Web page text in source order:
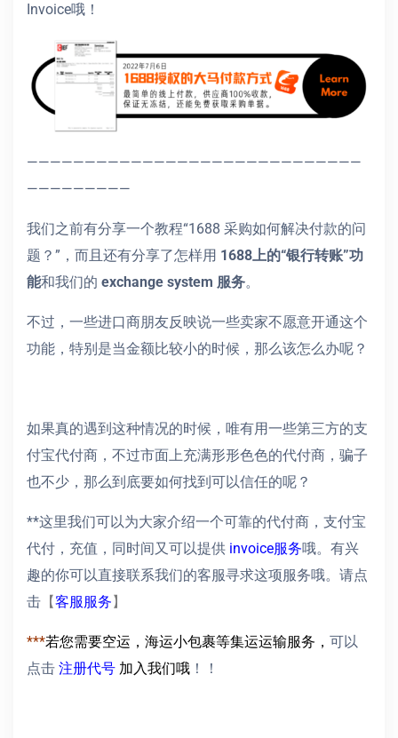
Invoice哦！
—————————————————————————————
—————————
我们之前有分享一个教程“1688 采购如何解决付款的问
题？”，而且还有分享了怎样用 1688上的“银行转账”功
能和我们的 exchange system 服务。
不过，一些进口商朋友反映说一些卖家不愿意开通这个
功能，特别是当金额比较小的时候，那么该怎么办呢？
如果真的遇到这种情况的时候，唯有用一些第三方的支
付宝代付商，不过市面上充满形形色色的代付商，骗子
也不少，那么到底要如何找到可以信任的呢？
**这里我们可以为大家介绍一个可靠的代付商，支付宝
代付，充值，同时间又可以提供 invoice服务哦。有兴
趣的你可以直接联系我们的客服寻求这项服务哦。请点
击 【客服服务】
***若您需要空运，海运小包裹等集运运输服务， 可以
点击 注册代号 加入我们哦 ！！